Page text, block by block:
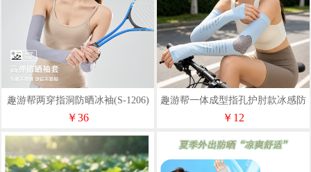
趣游帮两穿指洞防晒冰袖(S-1206)
￥36
趣游帮一体成型指孔护肘款冰感防
晒冰袖(S-1205)
￥12